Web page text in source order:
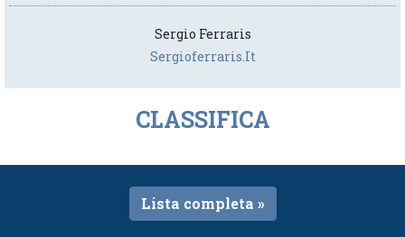
Sergio Ferraris
Sergioferraris.it
CLASSIFICA
Lista completa »